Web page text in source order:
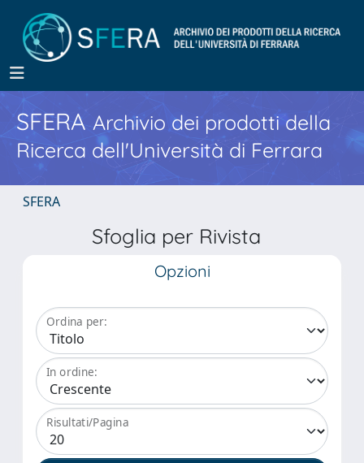
SFERA Archivio dei prodotti della
Ricerca dell'Università di Ferrara
SFERA
Sfoglia per Rivista
Opzioni
Ordina per:
In ordine:
Risultati/Pagina